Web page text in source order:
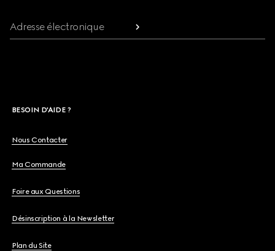
Adresse électronique
BESOIN D'AIDE ?
Nous Contacter
Ma Commande
Foire aux Questions
Désinscription à la Newsletter
Plan du Site